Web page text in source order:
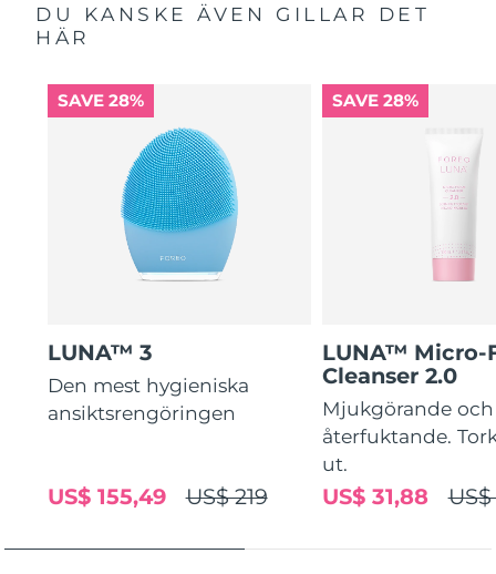
DU KANSKE ÄVEN GILLAR DET
HÄR
SAVE 28%
LUNA™ 3
Den mest hygieniska
ansiktsrengöringen
US$ 219
US$ 155,49
SAVE 28%
LUNA™ Micro-
Cleanser 2.0
Mjukgörande och
återfuktande.
ut.
US$ 31,88